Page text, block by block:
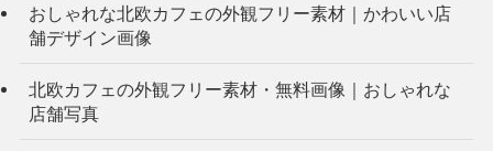
おしゃれな北欧カフェの外観フリー素材｜かわいい店
舗デザイン画像
北欧カフェの外観フリー素材・無料画像｜おしゃれな
店舗写真